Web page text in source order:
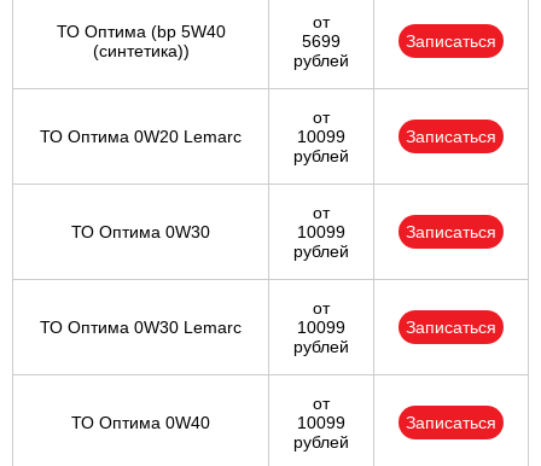
ТО Оптима (bp 5W40
(синтетика))
от
5699
рублей
Записаться
ТО Оптима 0W20 Lemarc
от
10099
рублей
Записаться
ТО Оптима 0W30
от
10099
рублей
Записаться
ТО Оптима 0W30 Lemarc
от
10099
рублей
Записаться
ТО Оптима 0W40
от
10099
рублей
Записаться